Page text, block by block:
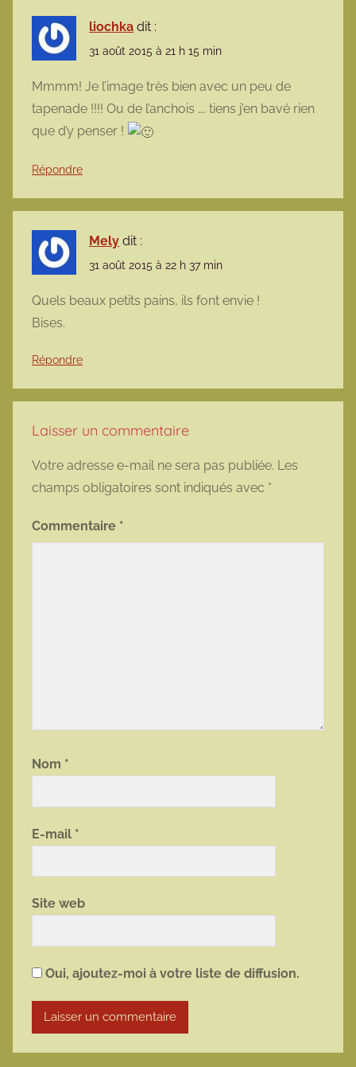
liochka dit :
31 août 2015 à 21 h 15 min
Mmmm! Je l’image très bien avec un peu de
tapenade !!!! Ou de l’anchois …. tiens j’en bavé rien
que d’y penser !
Répondre
Mely dit :
31 août 2015 à 22 h 37 min
Quels beaux petits pains, ils font envie !
Bises.
Répondre
Laisser un commentaire
Votre adresse e-mail ne sera pas publiée. Les
champs obligatoires sont indiqués avec *
Commentaire *
Nom *
E-mail *
Site web
Oui, ajoutez-moi à votre liste de diffusion.